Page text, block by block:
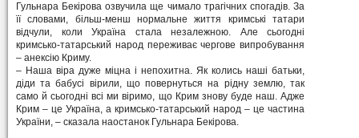
Гульнара Бекірова озвучила ще чимало трагічних спогадів. За
її словами, більш-менш нормальне життя кримські татари
відчули, коли Україна стала незалежною. Але сьогодні
кримсько-татарський народ переживає чергове випробування
– анексію Криму.
– Наша віра дуже міцна і непохитна. Як колись наші батьки,
діди та бабусі вірили, що повернуться на рідну землю, так
само й сьогодні всі ми віримо, що Крим знову буде наш. Адже
Крим – це Україна, а кримсько-татарський народ – це частина
України, – сказала наостанок Гульнара Бекірова.